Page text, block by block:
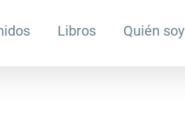
Libros Quién soy